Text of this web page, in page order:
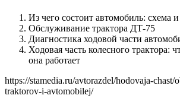
Из чего состоит автомобиль: схема
Обслуживание трактора ДТ-75
Диагностика ходовой части
Ходовая часть колесного трактора:
она работает
https://stamedia.ru/avtorazdel/hodovaja-chast/
traktorov-i-avtomobilej/